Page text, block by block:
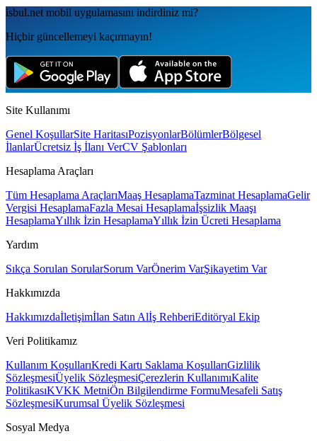
isbul.net mobil uygulamаsını indirdiniz mi?
Hiçbir güncellemeyi kaçırmayın!
Site Kullanımı
Genel KoşullarSite HaritasıPozisyonlarBölümlerBölgesel
İlanlarÜcretsiz İş İlanı VerCV Şablonları
Hesaplama Araçları
Tüm Hesaplama AraçlarıMaaş HesaplamaTazminat HesaplamaGelir
Vergisi HesaplamaFazla Mesai Hesaplamaİşsizlik Maaşı
HesaplamaYıllık İzin HesaplamaYıllık İzin Ücreti Hesaplama
Yardım
Sıkça Sorulan SorularSorum VarÖnerim VarŞikayetim Var
Hakkımızda
Hakkımızdaİletişimİlan Satın Alİş RehberiEditöryal Ekip
Veri Politikamız
Kullanım KoşullarıKredi Kartı Saklama KoşullarıGizlilik
SözleşmesiÜyelik SözleşmesiÇerezlerin KullanımıKalite
PolitikasıKVKK MetniÖn Bilgilendirme FormuMesafeli Satış
SözleşmesiKurumsal Üyelik Sözleşmesi
Sosyal Medya